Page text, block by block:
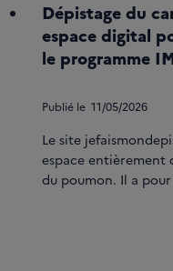
Dépistage du
espace digital
le programme
Publié le 11/05/2026
Le site
espace entièrement
du poumon. Il a